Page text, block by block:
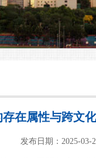
在属性与跨文
发布日期：2025-03-